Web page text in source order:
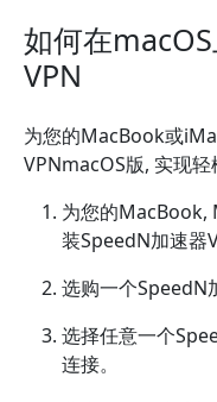
如何在
VPN
为您的MacBook或
VPNmacOS版, 实现轻
为您的MacBook,
装SpeedN加速器
选购一个SpeedN
选择任意一个
连接。